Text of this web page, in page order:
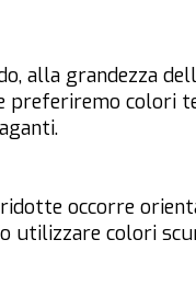
alla grandezza
preferiremo colori
occorre
utilizzare colori